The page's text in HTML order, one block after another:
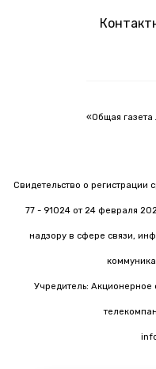
«Общая газета
Свидетельство о
77 - 91024 от 24 февраля
надзору в сфере связи,
Учредитель: Акционерное